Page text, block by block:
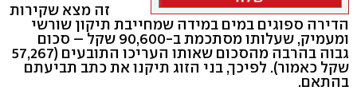
זה מצא שקירות
הדירה ספוגים במים במידה שמחייבת תיקון שורשי
ומעמיק, שעלותו מסתכמת ב-90,600 שקל – סכום
גבוה בהרבה מהסכום שאותו העריכו התובעים (57,267
שקל כאמור). לפיכך, בני הזוג תיקנו את כתב תביעתם
בהתאם.